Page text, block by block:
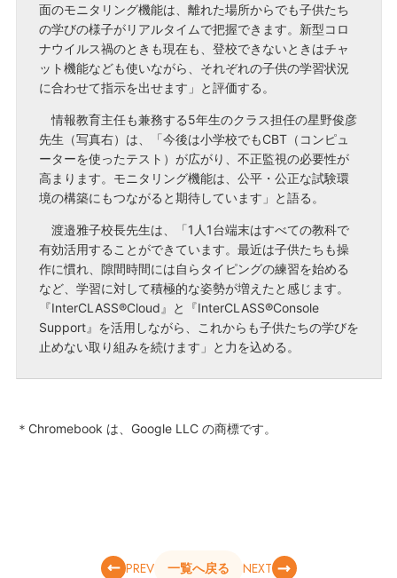
面のモニタリング機能は、離れた場所からでも子供たち
の学びの様子がリアルタイムで把握できます。新型コロ
ナウイルス禍のときも現在も、登校できないときはチャ
ット機能なども使いながら、それぞれの子供の学習状況
に合わせて指示を出せます」と評価する。
情報教育主任も兼務する5年生のクラス担任の星野俊彦
先生（写真右）は、「今後は小学校でもCBT（コンピュ
ーターを使ったテスト）が広がり、不正監視の必要性が
高まります。モニタリング機能は、公平・公正な試験環
境の構築にもつながると期待しています」と語る。
渡邉雅子校長先生は、「1人1台端末はすべての教科で
有効活用することができています。最近は子供たちも操
作に慣れ、隙間時間には自らタイピングの練習を始める
など、学習に対して積極的な姿勢が増えたと感じます。
『InterCLASS®Cloud』と『InterCLASS®Console
Support』を活用しながら、これからも子供たちの学びを
止めない取り組みを続けます」と力を込める。
＊Chromebook は、Google LLC の商標です。
PREV 一覧へ戻る NEXT